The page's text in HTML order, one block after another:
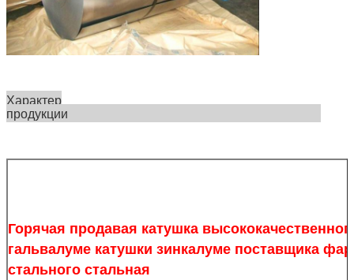
Характер
продукции
Горячая продавая катушка
гальвалуме катушки зинкалуме поставщика
стального стальная